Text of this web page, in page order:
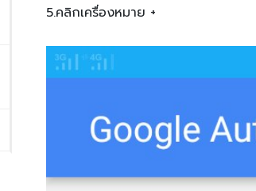
5.คลิกเครื่องหมาย +